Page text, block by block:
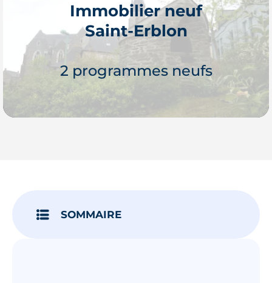
Je découvre
Immobilier neuf
Saint-Erblon
2 programmes neufs
SOMMAIRE